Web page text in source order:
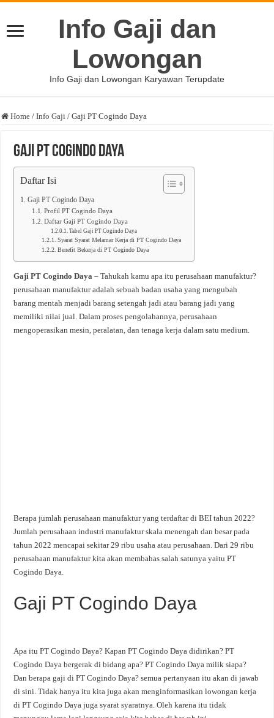
Info Gaji dan
Lowongan
Info Gaji dan Lowongan Karyawan Terupdate
Home / Info Gaji / Gaji PT Cogindo Daya
Gaji PT Cogindo Daya
Daftar Isi
Gaji PT Cogindo Daya
Profil PT Cogindo Daya
Daftar Gaji PT Cogindo Daya
Tabel Gaji PT Cogindo Daya
Syarat Syarat Melamar Kerja di PT Cogindo Daya
Benefit Bekerja di PT Cogindo Daya
Gaji PT Cogindo Daya – Tahukah kamu apa itu perusahaan manufaktur?
perusahaan manufaktur adalah sebuah badan usaha yang mengubah
barang mentah menjadi barang setengah jadi atau barang jadi yang
memiliki nilai jual. Dalam proses pengolahannya, perusahaan
mengoperasikan mesin, peralatan, dan tenaga kerja dalam satu medium.
Berapa jumlah perusahaan manufaktur yang terdaftar di BEI tahun 2022?
Jumlah perusahaan industri manufaktur skala menengah dan besar pada
tahun 2022 mencapai sekitar 29 ribu usaha atau perusahaan. Dari 29 ribu
perusahaan manufaktur kita akan membahas salah satunya yaitu PT
Cogindo Daya.
Gaji PT Cogindo Daya
Apa itu PT Cogindo Daya? Kapan PT Cogindo Daya didirikan? PT
Cogindo Daya bergerak di bidang apa? PT Cogindo Daya milik siapa?
Dan berapa gaji di PT Cogindo Daya? semua pertanyaan itu akan di jawab
di sini. Tidak hanya itu kita juga akan menginformasikan lowongan kerja
di PT Cogindo Daya juga syarat syaratnya. Oleh karena itu tidak